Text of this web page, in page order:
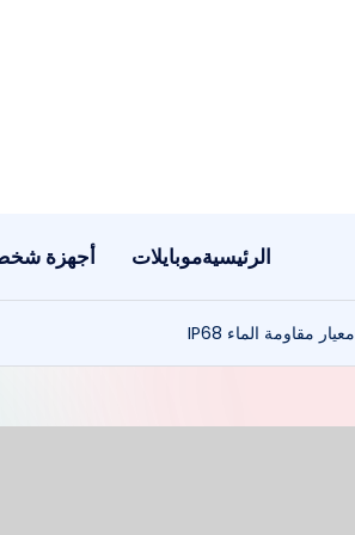
الرئيسيةموبايلات أجهزة
معيار مقاومة الماء IP68